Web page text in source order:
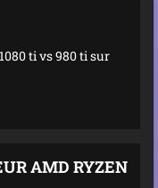
ti vs 980 ti sur
AMD RYZEN